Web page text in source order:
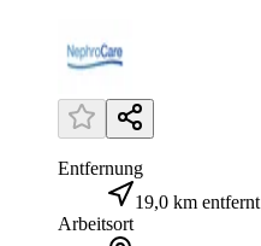
Entfernung
19,0 km entfernt
Arbeitsort